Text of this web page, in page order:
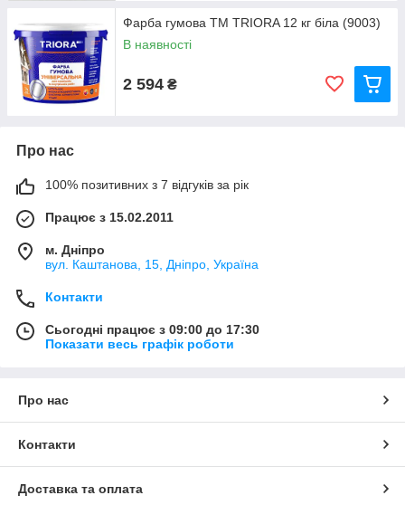
Фарба гумова ТМ TRIORA 12 кг біла (9003)
В наявності
2 594 ₴
Про нас
100% позитивних з 7 відгуків за рік
Працює з 15.02.2011
м. Дніпро
вул. Каштанова, 15, Дніпро, Україна
Контакти
Сьогодні працює з 09:00 до 17:30
Показати весь графік роботи
Про нас
Контакти
Доставка та оплата